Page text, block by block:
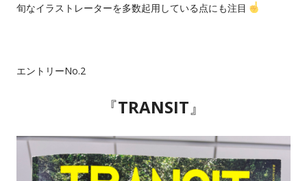
旬なイラストレーターを多数起用している点にも注目
エントリーNo.2
『TRANSIT』